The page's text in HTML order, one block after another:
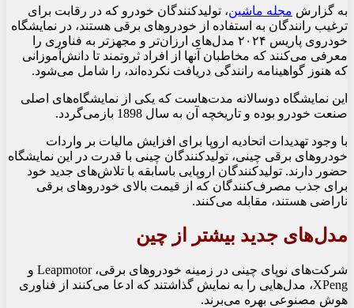
به گزارش مجله ماشین، تولیدکنندگان خودرو که در رقابت برای
ترغیب رانندگان به استفاده از خودروهای برقی هستند، در نمایشگاه
خودروی پاریس ۲۰۲۴ مدل‌های ارزان‌تر و مجهزتر به فناوری را
معرفی می‌کنند که مخاطبان آنها از افراد ثروتمند تا دانش‌آموزانی
که هنوز گواهینامه رانندگی دریافت نکرده‌اند، را شامل می‌شود.
این نمایشگاه دوسالانه مدت‌هاست که یکی از نمایشگاه‌های اصلی
صنعت خودرو بوده و تاریخچه آن به سال 1898 بازمی‌گردد.
با وجود تهدیدات اتحادیه اروپا برای افزایش مالیات بر واردات
خودروهای برقی چینی، تولیدکنندگان چینی با قدرت در این نمایشگاه
حضور دارند. تولیدکنندگان اروپایی باسابقه با تلاش‌های جدید خود
برای جذب مصرف‌کنندگان که از قیمت بالای خودروهای برقی
ناراضی هستند، مقابله می‌کنند.
مدل‌های جدید بیشتر از چین
شرکت‌های نوپای چینی در زمینه خودروهای برقی، Leapmotor و
XPeng، مدل‌هایی را به نمایش گذاشتند که ادعا می‌کنند از فناوری
هوش مصنوعی بهره می‌برند.